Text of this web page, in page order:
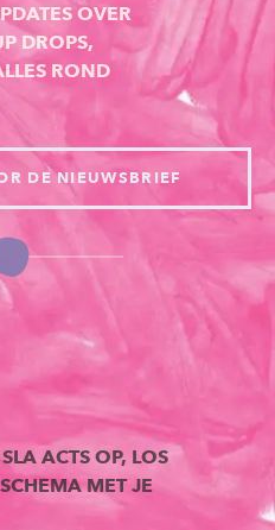
OVER
DROPS,
ROND
DE NIEUWSBRIEF
ACTS OP, LOS
MET JE